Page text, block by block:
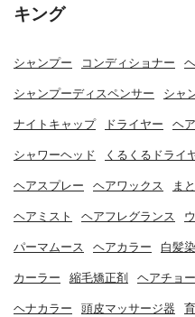
キング
シャンプー コンディショナー
シャンプーディスペンサー シャ
ナイトキャップ ドライヤー ヘ
シャワーヘッド くるくるドライ
ヘアスプレー ヘアワックス ま
ヘアミスト ヘアフレグランス
パーマムース ヘアカラー 白髪
カーラー 縮毛矯正剤 ヘアチョ
ヘナカラー 頭皮マッサージ器